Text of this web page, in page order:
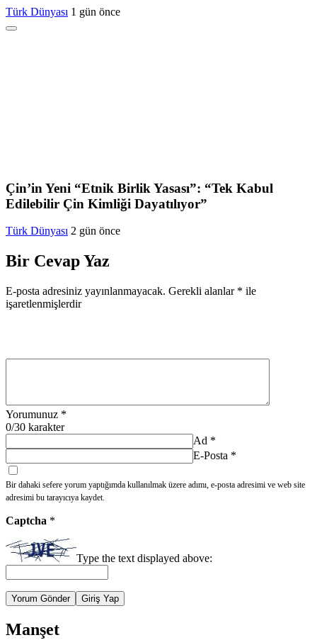
Türk Dünyası 1 gün önce
Çin’in Yeni “Etnik Birlik Yasası”: “Tek Kabul
Edilebilir Çin Kimliği Dayatılıyor”
Türk Dünyası 2 gün önce
Bir Cevap Yaz
E-posta adresiniz yayınlanmayacak. Gerekli alanlar * ile
işaretlenmişlerdir
Yorumunuz *
0/30 karakter
Ad *
E-Posta *
Bir dahaki sefere yorum yaptığımda kullanılmak üzere adımı, e-posta adresimi ve web site
adresimi bu tarayıcıya kaydet.
Captcha *
Type the text displayed above:
Yorum Gönder Giriş Yap
Manşet